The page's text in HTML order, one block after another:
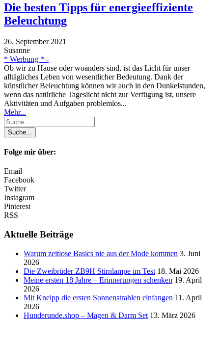
Die besten Tipps für energieeffiziente
Beleuchtung
26. September 2021
Susanne
* Werbung * -
Ob wir zu Hause oder woanders sind, ist das Licht für unser
alltägliches Leben von wesentlicher Bedeutung. Dank der
künstlicher Beleuchtung können wir auch in den Dunkelstunden,
wenn das natürliche Tageslicht nicht zur Verfügung ist, unsere
Aktivitäten und Aufgaben problemlos...
Mehr...
Folge mir über:
Email
Facebook
Twitter
Instagram
Pinterest
RSS
Aktuelle Beiträge
Warum zeitlose Basics nie aus der Mode kommen 3. Juni
2026
Die Zweibrüder ZB9H Stirnlampe im Test 18. Mai 2026
Meine ersten 18 Jahre – Erinnerungen schenken 19. April
2026
Mit Kneipp die ersten Sonnenstrahlen einfangen 11. April
2026
Hunderunde.shop – Magen & Darm Set 13. März 2026